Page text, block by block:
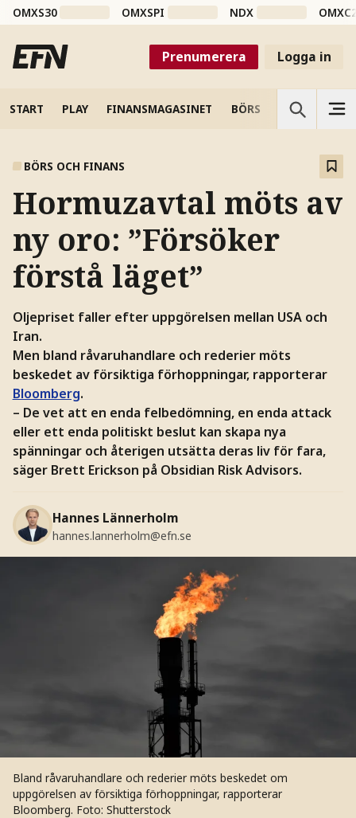
OMXS30 OMXSPI NDX
Prenumerera Logga in
START PLAY FINANSMAGASINET BÖRS VETENSKAP
BÖRS OCH FINANS
Hormuzavtal möts av
ny oro: ”Försöker
förstå läget”
Oljepriset faller efter uppgörelsen mellan USA och
Iran.
Men bland råvaruhandlare och rederier möts
beskedet av försiktiga förhoppningar, rapporterar
Bloomberg.
– De vet att en enda felbedömning, en enda attack
eller ett enda politiskt beslut kan skapa nya
spänningar och återigen utsätta deras liv för fara,
säger Brett Erickson på Obsidian Risk Advisors.
Hannes Lännerholm
hannes.lannerholm@efn.se
Bland råvaruhandlare och rederier möts beskedet om
uppgörelsen av försiktiga förhoppningar, rapporterar
Bloomberg. Foto: Shutterstock